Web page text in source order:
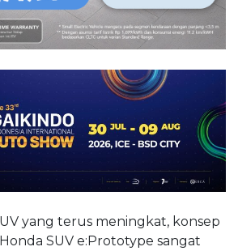
yang terus meningkat, konsep
SUV e:Prototype sangat